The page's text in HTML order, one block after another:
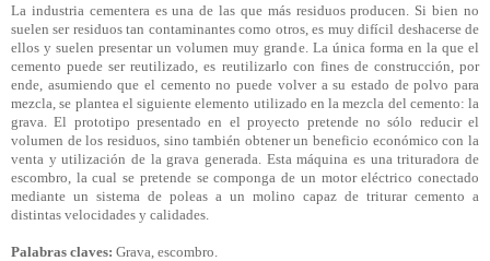
La industria cementera es una de las que más residuos producen. Si bien no
suelen ser residuos tan contaminantes como otros, es muy difícil deshacerse de
ellos y suelen presentar un volumen muy grande. La única forma en la que el
cemento puede ser reutilizado, es reutilizarlo con fines de construcción, por
ende, asumiendo que el cemento no puede volver a su estado de polvo para
mezcla, se plantea el siguiente elemento utilizado en la mezcla del cemento: la
grava. El prototipo presentado en el proyecto pretende no sólo reducir el
volumen de los residuos, sino también obtener un beneficio económico con la
venta y utilización de la grava generada. Esta máquina es una trituradora de
escombro, la cual se pretende se componga de un motor eléctrico conectado
mediante un sistema de poleas a un molino capaz de triturar cemento a
distintas velocidades y calidades.
Palabras claves: Grava, escombro.